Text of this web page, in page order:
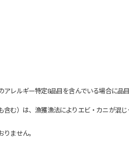
レルギー特定8品目を含んでいる場合に品目
む）は、漁獲漁法によりエビ・カニが混
ません。